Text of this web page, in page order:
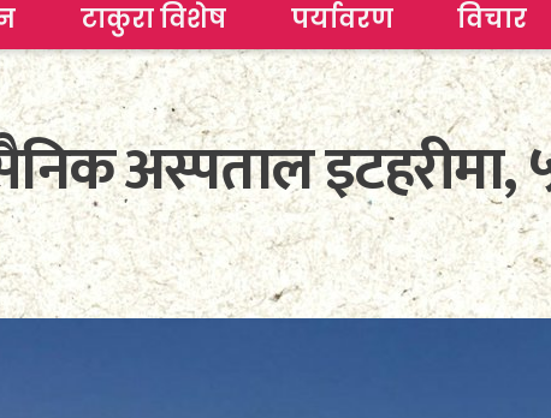
टाकुरा विशेष पर्यावरण विचार
अस्पताल इटहरीमा,